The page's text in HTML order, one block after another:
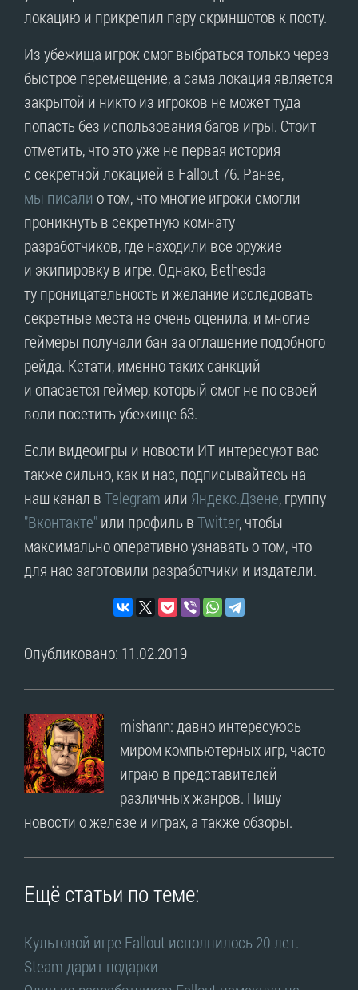
локацию и прикрепил пару скриншотов к посту.
Из убежища игрок смог выбраться только через
быстрое перемещение, а сама локация является
закрытой и никто из игроков не может туда
попасть без использования багов игры. Стоит
отметить, что это уже не первая история
с секретной локацией в Fallout 76. Ранее,
мы писали о том, что многие игроки смогли
проникнуть в секретную комнату
разработчиков, где находили все оружие
и экипировку в игре. Однако, Bethesda
ту проницательность и желание исследовать
секретные места не очень оценила, и многие
геймеры получали бан за оглашение подобного
рейда. Кстати, именно таких санкций
и опасается геймер, который смог не по своей
воли посетить убежище 63.
Если видеоигры и новости ИТ интересуют вас
также сильно, как и нас, подписывайтесь на
наш канал вTelegram или Яндекс.Дзене, группу
"Вконтакте"или профиль вTwitter, чтобы
максимально оперативно узнавать о том, что
для нас заготовили разработчики и издатели.
Опубликовано: 11.02.2019
mishann: давно интересуюсь
миром компьютерных игр, часто
играю в представителей
различных жанров. Пишу
новости о железе и играх, а также обзоры.
Ещё статьи по теме:
Культовой игре Fallout исполнилось 20 лет.
Steam дарит подарки